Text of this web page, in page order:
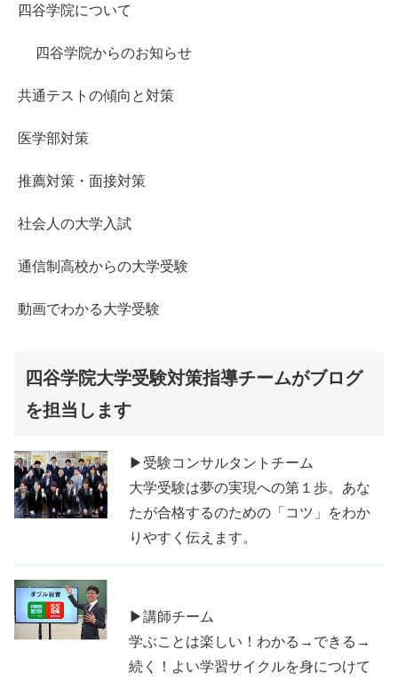
四谷学院について
四谷学院からのお知らせ
共通テストの傾向と対策
医学部対策
推薦対策・面接対策
社会人の大学入試
通信制高校からの大学受験
動画でわかる大学受験
四谷学院大学受験対策指導チームがブログ
を担当します
▶受験コンサルタントチーム
大学受験は夢の実現への第１歩。あな
たが合格するのための「コツ」をわか
りやすく伝えます。
▶講師チーム
学ぶことは楽しい！わかる→できる→
続く！よい学習サイクルを身につけて